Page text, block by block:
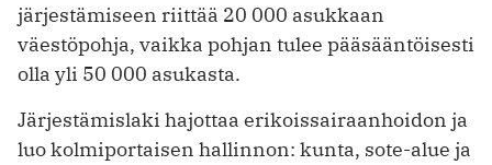
järjestämiseen riittää 20 000 asukkaan
väestöpohja, vaikka pohjan tulee pääsääntöisesti
olla yli 50 000 asukasta.
Järjestämislaki hajottaa erikoissairaanhoidon ja
luo kolmiportaisen hallinnon: kunta, sote-alue ja